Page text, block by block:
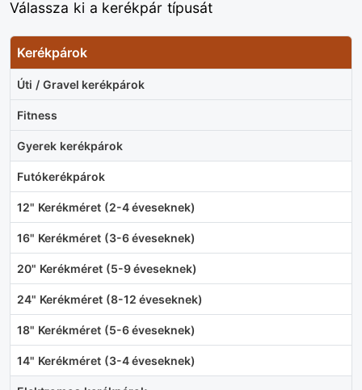
Válassza ki a kerékpár típusát
Kerékpárok
Úti / Gravel kerékpárok
Fitness
Gyerek kerékpárok
Futókerékpárok
12" Kerékméret (2-4 éveseknek)
16" Kerékméret (3-6 éveseknek)
20" Kerékméret (5-9 éveseknek)
24" Kerékméret (8-12 éveseknek)
18" Kerékméret (5-6 éveseknek)
14" Kerékméret (3-4 éveseknek)